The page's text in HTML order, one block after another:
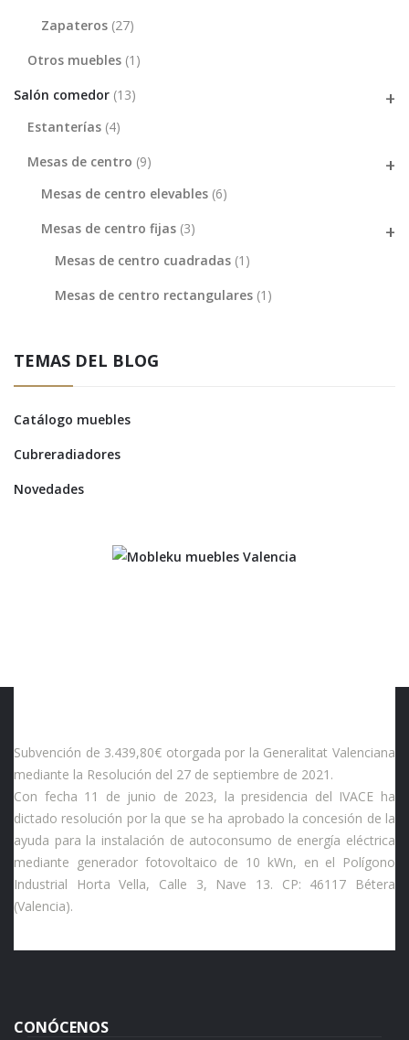
Zapateros (27)
Otros muebles (1)
Salón comedor (13)
Estanterías (4)
Mesas de centro (9)
Mesas de centro elevables (6)
Mesas de centro fijas (3)
Mesas de centro cuadradas (1)
Mesas de centro rectangulares (1)
TEMAS DEL BLOG
Catálogo muebles
Cubreradiadores
Novedades
Subvención de 3.439,80€ otorgada por la Generalitat Valenciana
mediante la Resolución del 27 de septiembre de 2021.
Con fecha 11 de junio de 2023, la presidencia del IVACE ha
dictado resolución por la que se ha aprobado la concesión de la
ayuda para la instalación de autoconsumo de energía eléctrica
mediante generador fotovoltaico de 10 kWn, en el Polígono
Industrial Horta Vella, Calle 3, Nave 13. CP: 46117 Bétera
(Valencia).
CONÓCENOS